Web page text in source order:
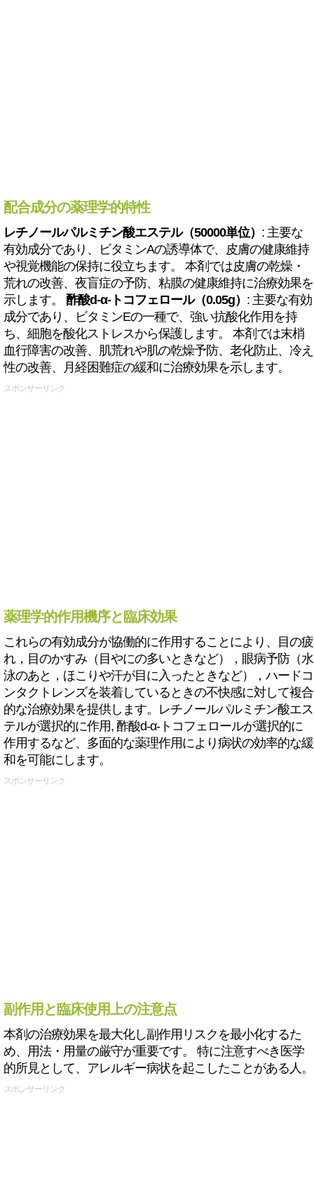
配合成分の薬理学的特性
レチノールパルミチン酸エステル（50000単位） : 主要な
有効成分であり、ビタミンAの誘導体で、皮膚の健康維持
や視覚機能の保持に役立ちます。 本剤では皮膚の乾燥・
荒れの改善、夜盲症の予防、粘膜の健康維持に治療効果を
示します。 酢酸d-α-トコフェロール（0.05g） : 主要な有効
成分であり、ビタミンEの一種で、強い抗酸化作用を持
ち、細胞を酸化ストレスから保護します。 本剤では末梢
血行障害の改善、肌荒れや肌の乾燥予防、老化防止、冷え
性の改善、月経困難症の緩和に治療効果を示します。
スポンサーリンク
薬理学的作用機序と臨床効果
これらの有効成分が協働的に作用することにより、目の疲
れ，目のかすみ（目やにの多いときなど），眼病予防（水
泳のあと，ほこりや汗が目に入ったときなど），ハードコ
ンタクトレンズを装着しているときの不快感に対して複合
的な治療効果を提供します。レチノールパルミチン酸エス
テルが選択的に作用, 酢酸d-α-トコフェロールが選択的に
作用するなど、多面的な薬理作用により病状の効率的な緩
和を可能にします。
スポンサーリンク
副作用と臨床使用上の注意点
本剤の治療効果を最大化し副作用リスクを最小化するた
め、用法・用量の厳守が重要です。 特に注意すべき医学
的所見として、アレルギー病状を起こしたことがある人。
スポンサーリンク